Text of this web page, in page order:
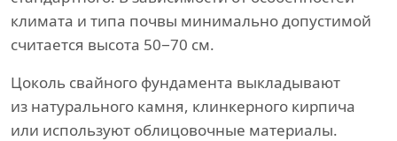
климата и типа почвы минимально допустимой
считается высота 50−70 см.
Цоколь свайного фундамента выкладывают
из натурального камня, клинкерного кирпича
или используют облицовочные материалы.